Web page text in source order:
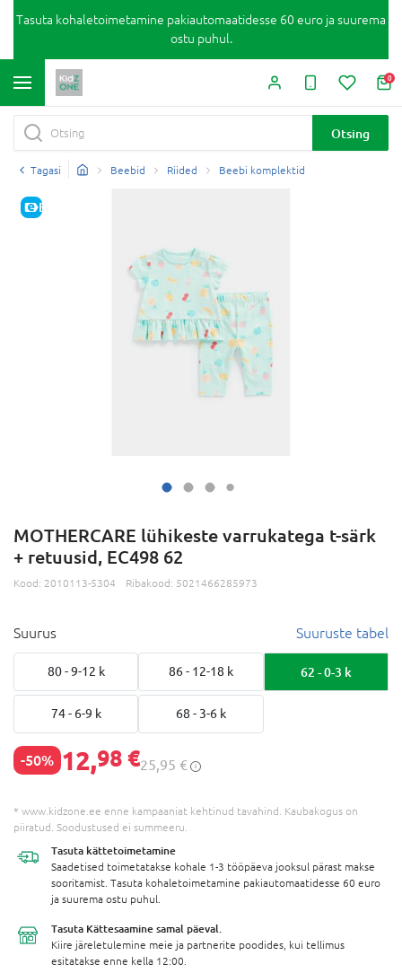
Tasuta kohaletoimetamine pakiautomaatidesse 60 euro ja suurema
ostu puhul.
0
Otsing
Tagasi Beebid Riided Beebi komplektid
E-HIND
MOTHERCARE lühikeste varrukatega t-särk
+ retuusid, EC498 62
Kood: 2010113-5304 Ribakood: 5021466285973
Suurus Suuruste tabel
80 - 9-12 k 86 - 12-18 k 62 - 0-3 k
74 - 6-9 k 68 - 3-6 k
-50% 12,98 €25,95 €
* www.kidzone.ee enne kampaaniat kehtinud tavahind. Kaubakogus on
piiratud. Soodustused ei summeeru.
Tasuta kättetoimetamine
Saadetised toimetatakse kohale 1-3 tööpäeva jooksul pärast makse
sooritamist. Tasuta kohaletoimetamine pakiautomaatidesse 60 euro
ja suurema ostu puhul.
Tasuta Kättesaamine samal päeval.
Kiire järeletulemine meie ja partnerite poodides, kui tellimus
esitatakse enne kella 12:00.